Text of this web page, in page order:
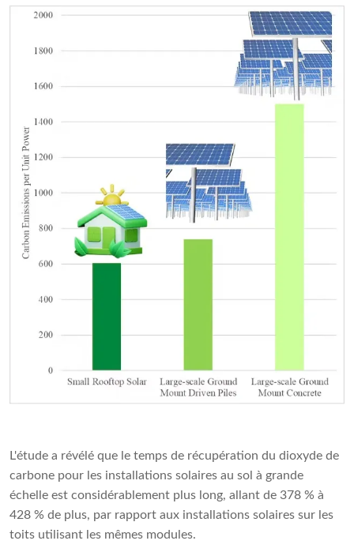
L'étude a révélé que le temps de récupération du dioxyde de
carbone pour les installations solaires au sol à grande
échelle est considérablement plus long, allant de 378 % à
428 % de plus, par rapport aux installations solaires sur les
toits utilisant les mêmes modules.